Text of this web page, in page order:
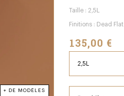
+ DE MODÈLES
Taille : 2,5L
Finitions : Dead Flat
135,00 €